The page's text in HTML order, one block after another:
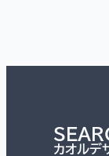
カオルデ